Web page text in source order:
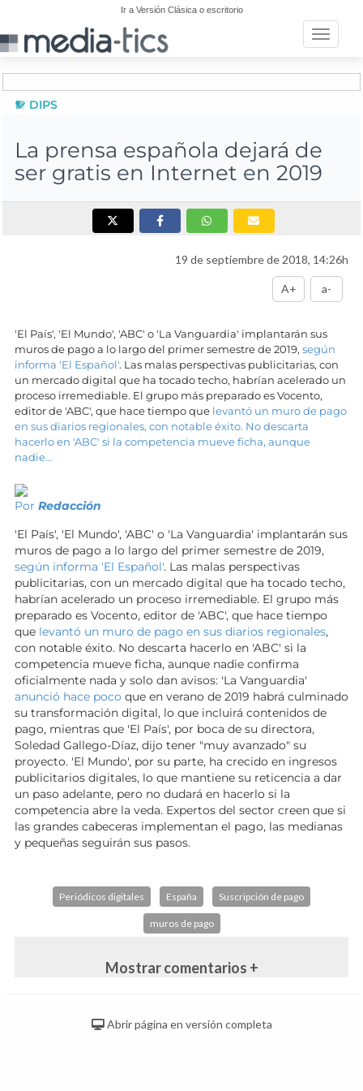
Ir a Versión Clásica o escritorio
Toggle
DIPS
La prensa española dejará de
ser gratis en Internet en 2019
19 de septiembre de 2018, 14:26h
A+ a-
'El País', 'El Mundo', 'ABC' o 'La Vanguardia' implantarán sus
muros de pago a lo largo del primer semestre de 2019, según
informa 'El Español'. Las malas perspectivas publicitarias, con
un mercado digital que ha tocado techo, habrían acelerado un
proceso irremediable. El grupo más preparado es Vocento,
editor de 'ABC', que hace tiempo que levantó un muro de pago
en sus diarios regionales, con notable éxito. No descarta
hacerlo en 'ABC' si la competencia mueve ficha, aunque
nadie...
Por Redacción
'El País', 'El Mundo', 'ABC' o 'La Vanguardia' implantarán sus
muros de pago a lo largo del primer semestre de 2019,
según informa 'El Español'. Las malas perspectivas
publicitarias, con un mercado digital que ha tocado techo,
habrían acelerado un proceso irremediable. El grupo más
preparado es Vocento, editor de 'ABC', que hace tiempo
que levantó un muro de pago en sus diarios regionales,
con notable éxito. No descarta hacerlo en 'ABC' si la
competencia mueve ficha, aunque nadie confirma
oficialmente nada y solo dan avisos: 'La Vanguardia'
anunció hace poco que en verano de 2019 habrá culminado
su transformación digital, lo que incluirá contenidos de
pago, mientras que 'El País', por boca de su directora,
Soledad Gallego-Díaz, dijo tener "muy avanzado" su
proyecto. 'El Mundo', por su parte, ha crecido en ingresos
publicitarios digitales, lo que mantiene su reticencia a dar
un paso adelante, pero no dudará en hacerlo si la
competencia abre la veda. Expertos del sector creen que si
las grandes cabeceras implementan el pago, las medianas
y pequeñas seguirán sus pasos.
Periódicos digitales España Suscripción de pago
muros de pago
Mostrar comentarios +
Abrir página en versión completa